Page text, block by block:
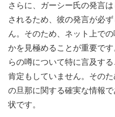
さらに、ガーシー氏の発言
されるため、彼の発言が必
ん。そのため、ネット上で
かを見極めることが重要で
らの噂について特に言及す
肯定もしていません。その
の旦那に関する確実な情報
状です。